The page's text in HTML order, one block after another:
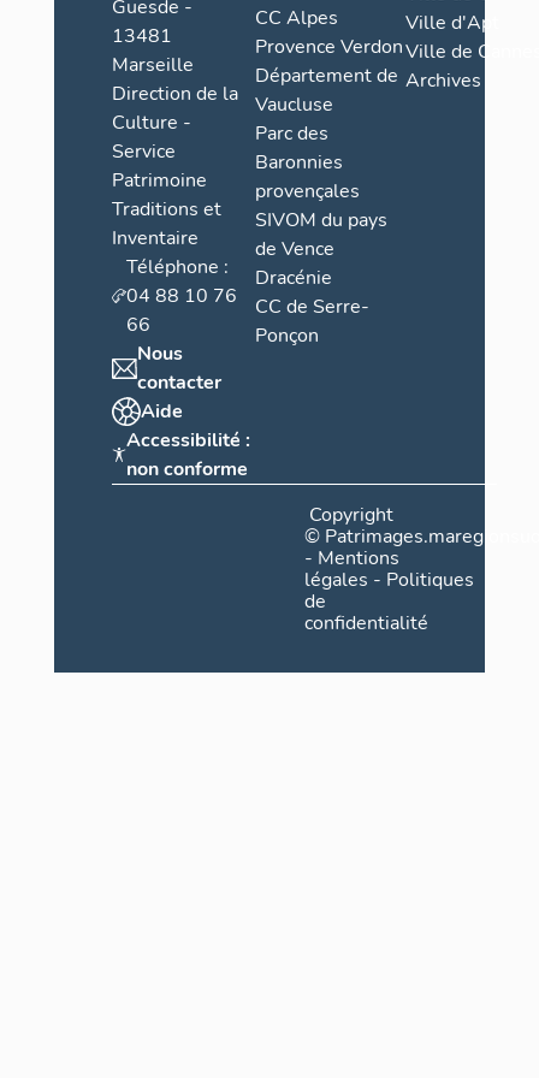
Guesde -
13481
Marseille
Direction de la
Culture -
Service
Patrimoine
Traditions et
Inventaire
Téléphone :
04 88 10 76
66
Nous
contacter
Aide
Accessibilité :
non conforme
CC Alpes
Provence Verdon
Département de
Vaucluse
Parc des
Baronnies
provençales
SIVOM du pays
de Vence
Dracénie
CC de Serre-
Ponçon
Ville d'Apt
Ville de
Archives
Copyright
©
- Mentions
légales - Politiques
de
confidentialité